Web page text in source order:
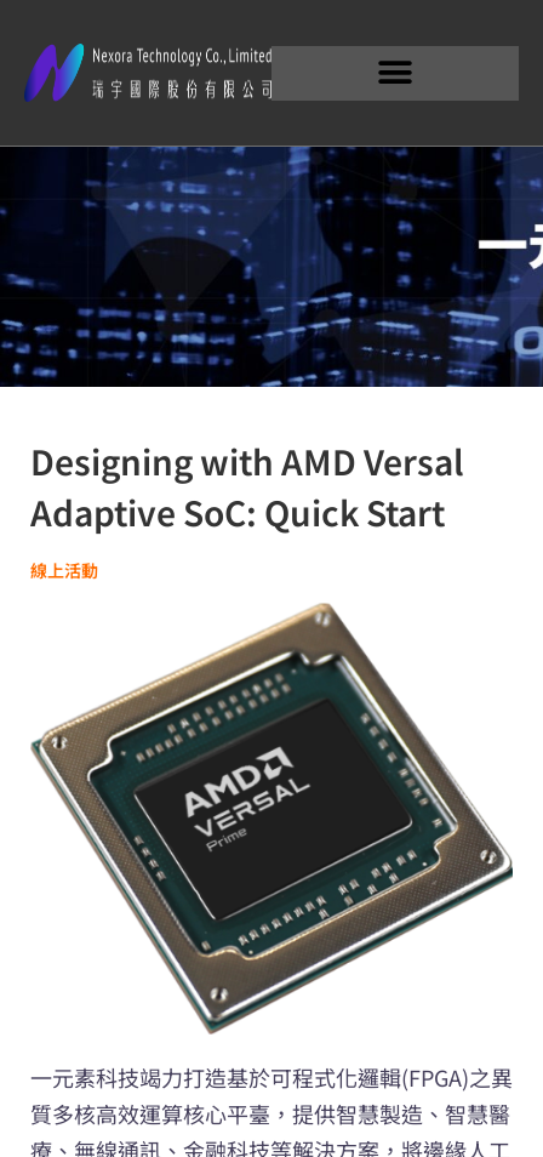
Designing with AMD Versal
Adaptive SoC: Quick Start
線上活動
一元素科技竭力打造基於可程式化邏輯(FPGA)之異
質多核高效運算核心平臺，提供智慧製造、智慧醫
療、無線通訊、金融科技等解決方案，將邊緣人工